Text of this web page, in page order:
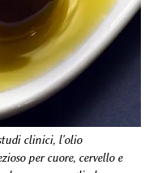
clinici, l'olio
per cuore, cervello e